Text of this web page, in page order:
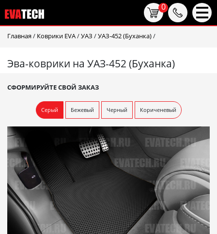
Главная / Коврики EVA/УАЗ /УАЗ-452 (Буханка)/
Эва-коврики на УАЗ-452 (Буханка)
СФОРМИРУЙТЕ СВОЙ ЗАКАЗ
Серый Бежевый Черный Кориченевый
0